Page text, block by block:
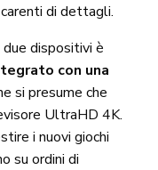
di dettagli.
dispositivi è
con una
si presume che
UltraHD 4K.
i nuovi giochi
su ordini di